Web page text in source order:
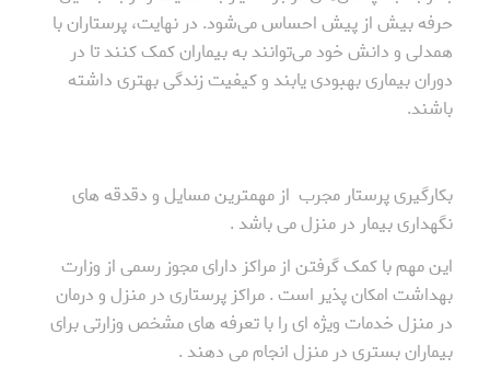
حرفه بیش از پیش احساس می‌شود. در نهایت، پرستاران با
همدلی و دانش خود می‌توانند به بیماران کمک کنند تا در
دوران بیماری بهبودی یابند و کیفیت زندگی بهتری داشته
باشند.
بکارگیری پرستار مجرب از مهمترین مسایل و دقدقه های
نگهداری بیمار در منزل می باشد .
این مهم با کمک گرفتن از مراکز دارای مجوز رسمی از وزارت
بهداشت امکان پذیر است . مراکز پرستاری در منزل و درمان
در منزل خدمات ویژه ای را با تعرفه های مشخص وزارتی برای
بیماران بستری در منزل انجام می دهند .